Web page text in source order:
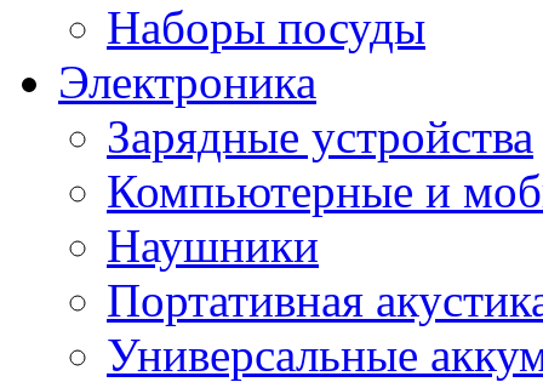
Наборы посуды
Электроника
Зарядные устройства
Компьютерные и
Наушники
Портативная
Универсальные